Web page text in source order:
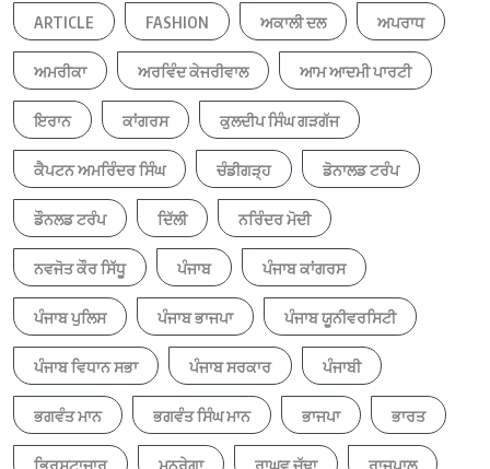
ARTICLE FASHION ਅਕਾਲੀ ਦਲ ਅਪਰਾਧ
ਅਮਰੀਕਾ ਅਰਵਿੰਦ ਕੇਜਰੀਵਾਲ ਆਮ ਆਦਮੀ ਪਾਰਟੀ
ਇਰਾਨ ਕਾਂਗਰਸ ਕੁਲਦੀਪ ਸਿੰਘ ਗੜਗੱਜ
ਕੈਪਟਨ ਅਮਰਿੰਦਰ ਸਿੰਘ ਚੰਡੀਗੜ੍ਹ ਡੋਨਾਲਡ ਟਰੰਪ
ਡੌਨਲਡ ਟਰੰਪ ਦਿੱਲੀ ਨਰਿੰਦਰ ਮੋਦੀ
ਨਵਜੋਤ ਕੌਰ ਸਿੱਧੂ ਪੰਜਾਬ ਪੰਜਾਬ ਕਾਂਗਰਸ
ਪੰਜਾਬ ਪੁਲਿਸ ਪੰਜਾਬ ਭਾਜਪਾ ਪੰਜਾਬ ਯੂਨੀਵਰਸਿਟੀ
ਪੰਜਾਬ ਵਿਧਾਨ ਸਭਾ ਪੰਜਾਬ ਸਰਕਾਰ ਪੰਜਾਬੀ
ਭਗਵੰਤ ਮਾਨ ਭਗਵੰਤ ਸਿੰਘ ਮਾਨ ਭਾਜਪਾ ਭਾਰਤ
ਭ੍ਰਿਸ਼ਟਾਚਾਰ ਮਨਰੇਗਾ ਰਾਘਵ ਚੱਢਾ ਰਾਜਪਾਲ